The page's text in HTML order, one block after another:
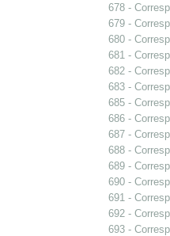
678 -
679 -
680 -
681 -
682 -
683 -
685 -
686 -
687 -
688 -
689 -
690 -
691 -
692 -
693 -